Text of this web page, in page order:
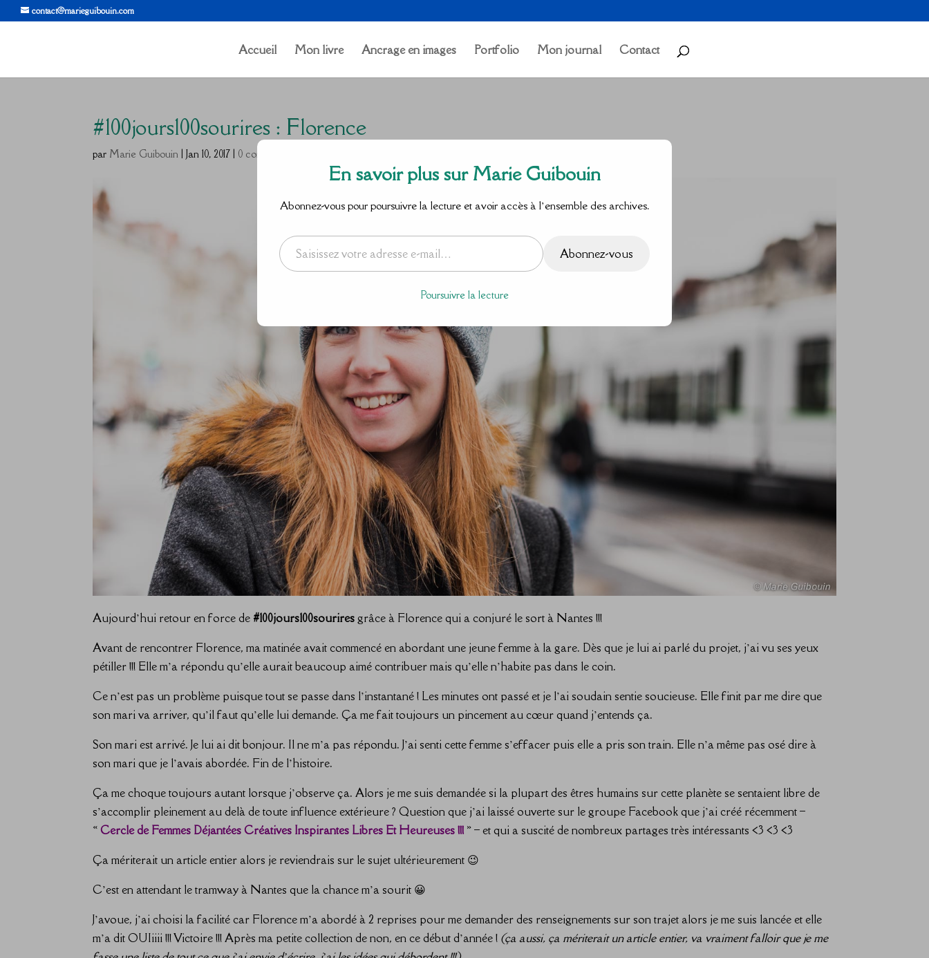
contact@marieguibouin.com
Accueil Mon livre Ancrage en images Portfolio Mon journal Contact
#100jours100sourires : Florence
par Marie Guibouin |Jan 10, 2017 | 0 commentaires
Aujourd’hui retour en force de #100jours100sourires grâce à Florence qui a conjuré le sort à Nantes !!!
Avant de rencontrer Florence, ma matinée avait commencé en abordant une jeune femme à la gare. Dès que je lui ai parlé du projet, j’ai vu ses yeux
pétiller !!! Elle m’a répondu qu’elle aurait beaucoup aimé contribuer mais qu’elle n’habite pas dans le coin.
Ce n’est pas un problème puisque tout se passe dans l’instantané ! Les minutes ont passé et je l’ai soudain sentie soucieuse. Elle finit par me dire que
son mari va arriver, qu’il faut qu’elle lui demande. Ça me fait toujours un pincement au cœur quand j’entends ça.
Son mari est arrivé. Je lui ai dit bonjour. Il ne m’a pas répondu. J’ai senti cette femme s’effacer puis elle a pris son train. Elle n’a même pas osé dire à
son mari que je l’avais abordée. Fin de l’histoire.
Ça me choque toujours autant lorsque j’observe ça. Alors je me suis demandée si la plupart des êtres humains sur cette planète se sentaient libre de
s’accomplir pleinement au delà de toute influence extérieure ? Question que j’ai laissé ouverte sur le groupe Facebook que j’ai créé récemment –
«Cercle de Femmes Déjantées Créatives Inspirantes Libres Et Heureuses !!! » – et qui a suscité de nombreux partages très intéressants <3 <3 <3
Ça mériterait un article entier alors je reviendrais sur le sujet ultérieurement 😉
C’est en attendant le tramway à Nantes que la chance m’a sourit 😀
J’avoue, j’ai choisi la facilité car Florence m’a abordé à 2 reprises pour me demander des renseignements sur son trajet alors je me suis lancée et elle
m’a dit OUIiiii !!! Victoire !!! Après ma petite collection de non, en ce début d’année ! (ça aussi, ça mériterait un article entier, va vraiment falloir que je me
En savoir plus sur Marie Guibouin
Abonnez-vous pour poursuivre la lecture et avoir accès à l’ensemble des archives.
Saisissez votre adresse e-mail…
Abonnez-vous
Poursuivre la lecture